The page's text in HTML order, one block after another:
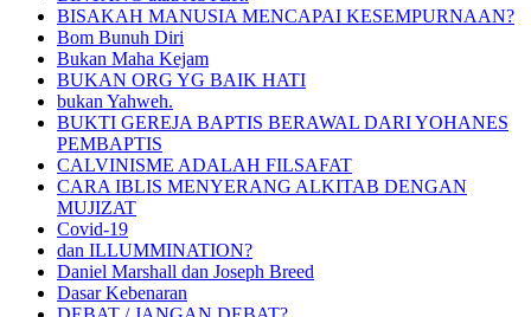
BISAKAH MANUSIA MENCAPAI KESEMPURNAAN?
Bom Bunuh Diri
Bukan Maha Kejam
BUKAN ORG YG BAIK HATI
bukan Yahweh.
BUKTI GEREJA BAPTIS BERAWAL DARI YOHANES
PEMBAPTIS
CALVINISME ADALAH FILSAFAT
CARA IBLIS MENYERANG ALKITAB DENGAN
MUJIZAT
Covid-19
dan ILLUMMINATION?
Daniel Marshall dan Joseph Breed
Dasar Kebenaran